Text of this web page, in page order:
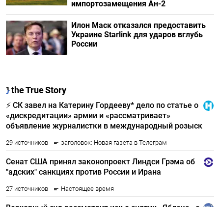
импортозамещения Ан-2
Илон Маск отказался предоставить
Украине Starlink для ударов вглубь
России